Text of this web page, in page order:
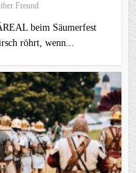
Freund
beim Säumerfest
röhrt, wenn...